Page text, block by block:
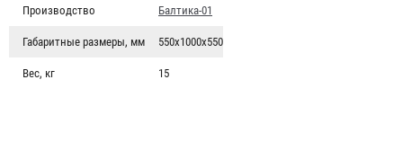
Производство Балтика-01
Габаритные размеры, мм 550х1000х550
Вес, кг 15